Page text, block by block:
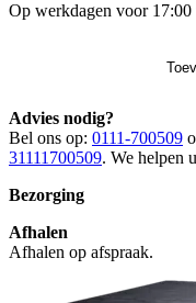
Op werkdagen voor
Advies nodig?
Bel ons op: 0111-700509
31111700509. We helpen
Bezorging
Afhalen
Afhalen op afspraak.